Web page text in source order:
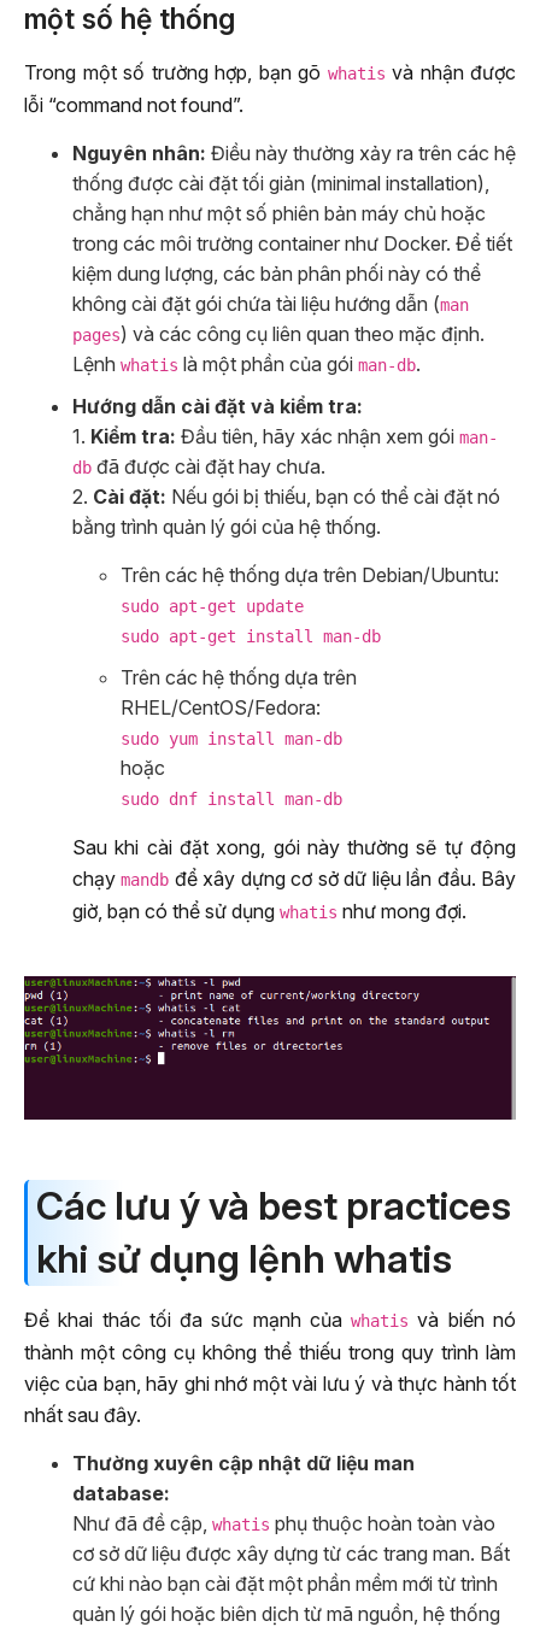
một số hệ thống
Trong một số trường hợp, bạn gõ whatis và nhận được
lỗi “command not found”.
Nguyên nhân: Điều này thường xảy ra trên các hệ
thống được cài đặt tối giản (minimal installation),
chẳng hạn như một số phiên bản máy chủ hoặc
trong các môi trường container như Docker. Để tiết
kiệm dung lượng, các bản phân phối này có thể
không cài đặt gói chứa tài liệu hướng dẫn (man
pages) và các công cụ liên quan theo mặc định.
Lệnh whatis là một phần của gói man-db.
Hướng dẫn cài đặt và kiểm tra:
1. Kiểm tra: Đầu tiên, hãy xác nhận xem gói man-
db đã được cài đặt hay chưa.
2. Cài đặt: Nếu gói bị thiếu, bạn có thể cài đặt nó
bằng trình quản lý gói của hệ thống.
Trên các hệ thống dựa trên Debian/Ubuntu:
sudo apt-get update
sudo apt-get install man-db
Trên các hệ thống dựa trên
RHEL/CentOS/Fedora:
sudo yum install man-db
hoặc
sudo dnf install man-db
Sau khi cài đặt xong, gói này thường sẽ tự động
chạymandb để xây dựng cơ sở dữ liệu lần đầu. Bây
giờ, bạn có thể sử dụng whatis như mong đợi.
Các lưu ý và best practices
khi sử dụng lệnh whatis
Để khai thác tối đa sức mạnh củawhatis và biến nó
thành một công cụ không thể thiếu trong quy trình làm
việc của bạn, hãy ghi nhớ một vài lưu ý và thực hành tốt
nhất sau đây.
Thường xuyên cập nhật dữ liệu man
database:
Như đã đề cập, whatis phụ thuộc hoàn toàn vào
cơ sở dữ liệu được xây dựng từ các trang man. Bất
cứ khi nào bạn cài đặt một phần mềm mới từ trình
quản lý gói hoặc biên dịch từ mã nguồn, hệ thống